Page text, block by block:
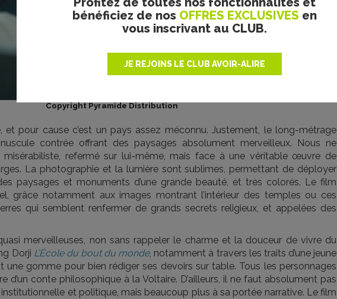
bénéficiez de nos OFFRES EXCLUSIVES en
vous inscrivant au CLUB.
JE REJOINS LE CLUB AVOIR-ALIRE
Copyright Pyramide Distribution
et pour cause c’est un pays assez méconnu. Justement, le long-métrage
contrée offrant des paysages absolument merveilleux. Nous ne
refermé sur lui-même, mais face à une véritable œuvre de
La photographie et la lumière sont sublimes, permettant de déployer
paysages et monuments d’une grande beauté, et très colorés. Le film
grâce notamment aux images montrant l’intérieur des temples ou ces
qui semblent renfermer de grands secrets religieux, et appelées des
merveilleuses, non sans rappeler le charme et la douceur de vivre du
Dorji L’École du bout du monde, notamment à travers les traits d’une jeune
une gomme pour bien rédiger ses devoirs sur table. Tous les personnages
d’un conte philosophique à la Voltaire. D’ailleurs, il ne faut absolument pas
et politique, mais beaucoup plus à sa portée narrative. Le film